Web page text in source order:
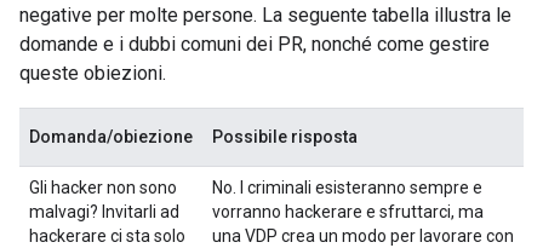
negative per molte persone. La seguente tabella illustra le
domande e i dubbi comuni dei PR, nonché come gestire
queste obiezioni.
Domanda/obiezione Possibile risposta
Gli hacker non sono
malvagi? Invitarli ad
hackerare ci sta solo
No. I criminali esisteranno sempre e
vorranno hackerare e sfruttarci, ma
una VDP crea un modo per lavorare con